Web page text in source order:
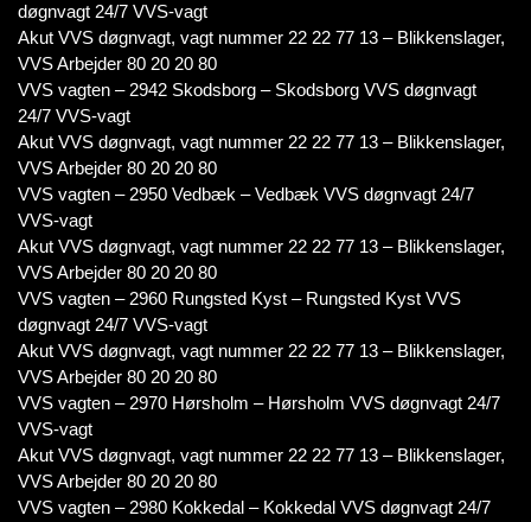
døgnvagt 24/7 VVS-vagt
Akut VVS døgnvagt, vagt nummer 22 22 77 13 – Blikkenslager,
VVS Arbejder 80 20 20 80
VVS vagten – 2942 Skodsborg – Skodsborg VVS døgnvagt
24/7 VVS-vagt
Akut VVS døgnvagt, vagt nummer 22 22 77 13 – Blikkenslager,
VVS Arbejder 80 20 20 80
VVS vagten – 2950 Vedbæk – Vedbæk VVS døgnvagt 24/7
VVS-vagt
Akut VVS døgnvagt, vagt nummer 22 22 77 13 – Blikkenslager,
VVS Arbejder 80 20 20 80
VVS vagten – 2960 Rungsted Kyst – Rungsted Kyst VVS
døgnvagt 24/7 VVS-vagt
Akut VVS døgnvagt, vagt nummer 22 22 77 13 – Blikkenslager,
VVS Arbejder 80 20 20 80
VVS vagten – 2970 Hørsholm – Hørsholm VVS døgnvagt 24/7
VVS-vagt
Akut VVS døgnvagt, vagt nummer 22 22 77 13 – Blikkenslager,
VVS Arbejder 80 20 20 80
VVS vagten – 2980 Kokkedal – Kokkedal VVS døgnvagt 24/7